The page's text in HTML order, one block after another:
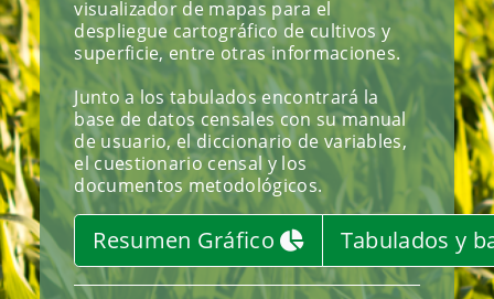
visualizador de mapas para el
despliegue cartográfico de cultivos y
superficie, entre otras informaciones.
Junto a los tabulados encontrará la
base de datos censales con su manual
de usuario, el diccionario de variables,
el cuestionario censal y los
documentos metodológicos.
Resumen Gráfico Tabulados y